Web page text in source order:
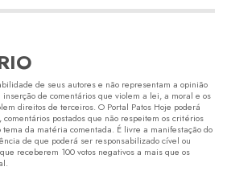
de seus autores e não representam a opinião
inserção de comentários que violem a lei, a moral e os
direitos de terceiros. O Portal Patos Hoje poderá
postados que não respeitem os critérios
tema da matéria comentada. É livre a manifestação do
de que poderá ser responsabilizado cível ou
receberem 100 votos negativos a mais que os